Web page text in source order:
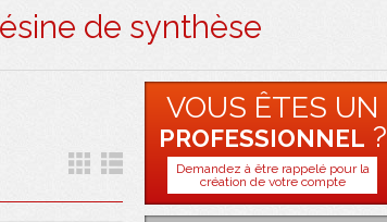
de synthèse
VOUS ÊTES UN
PROFESSIONNEL ?
Demandez à être rappelé pour la
création de votre compte